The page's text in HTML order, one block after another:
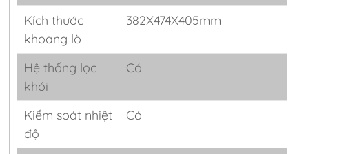
Kích thước
khoang lò
382X474X405mm
Hệ thống lọc
khói
Có
Kiểm soát nhiệt
độ
Có